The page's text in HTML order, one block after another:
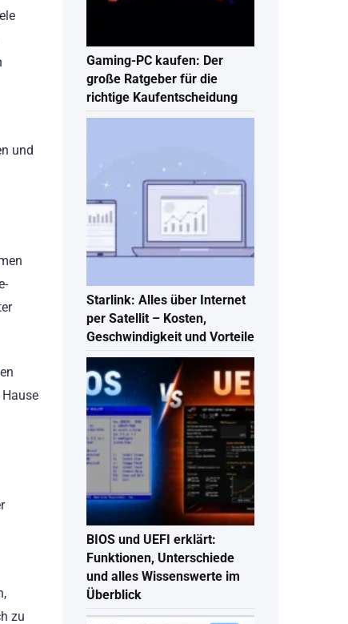
und
zu
Gaming-PC kaufen: Der
große Ratgeber für die
richtige Kaufentscheidung
Starlink: Alles über Internet
per Satellit – Kosten,
Geschwindigkeit und Vorteile
BIOS und UEFI erklärt:
Funktionen, Unterschiede
und alles Wissenswerte im
Überblick